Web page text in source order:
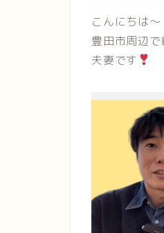
こんにちは〜
豊田市周辺
夫妻です